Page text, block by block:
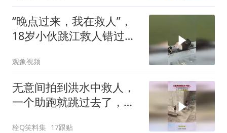
“晚点过来，我在救人”，
18岁小伙跳江救人错过求
观象视频
无意间拍到洪水中救人，
一个助跑就跳过去了，几
栓Q笑料集 17跟贴